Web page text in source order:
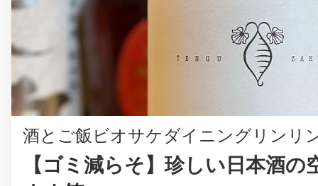
酒とご飯ビオサケダイニングリンリ
【ゴミ減らそ】珍しい日本酒の
鎌倉
相模原